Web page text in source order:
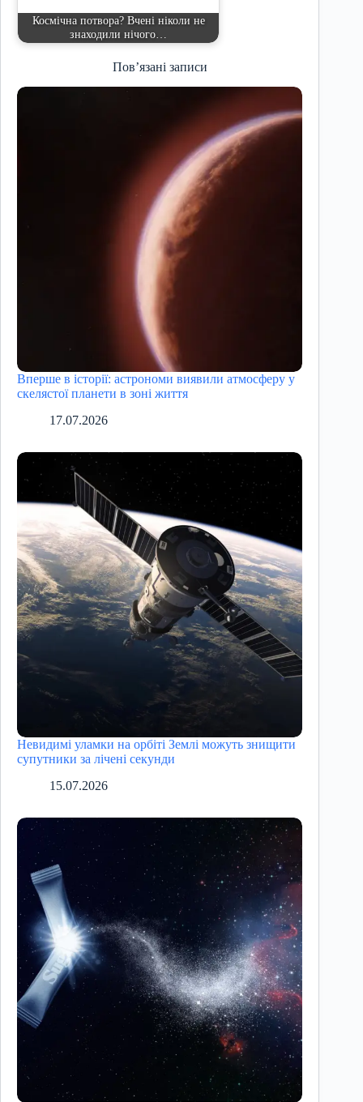
Космічна потвора? Вчені ніколи не
знаходили нічого…
Пов’язані записи
Вперше в історії: астрономи виявили атмосферу у
скелястої планети в зоні життя
17.07.2026
Невидимі уламки на орбіті Землі можуть знищити
супутники за лічені секунди
15.07.2026